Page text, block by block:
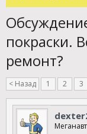
покраски.
ремонт?
< Назад 1 2 3
Меганавт